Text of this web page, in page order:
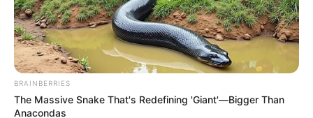
Diciembre 5, 2020
COMPARTIR
BRAINBERRIES
The Massive Snake That's Redefining 'Giant'—Bigger Than
Anacondas